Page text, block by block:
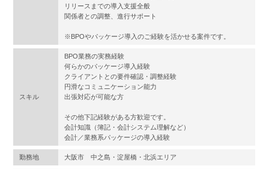
リリースまでの導入支援全般
関係者との調整、進行サポート
※BPOやパッケージ導入のご経験を活かせる案件です。
スキル
BPO業務の実務経験
何らかのパッケージ導入経験
クライアントとの要件確認・調整経験
円滑なコミュニケーション能力
出張対応が可能な方
その他下記経験がある方歓迎です。
会計知識（簿記・会計システム理解など）
会計／業務系パッケージの導入経験
勤務地 大阪市 中之島・淀屋橋・北浜エリア